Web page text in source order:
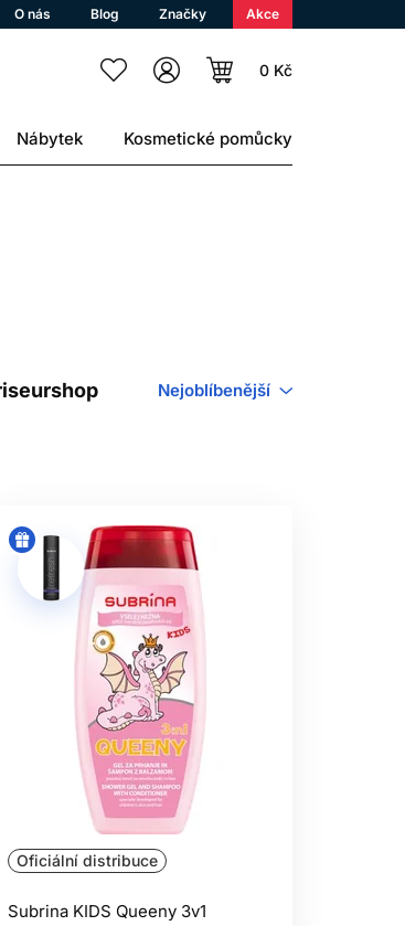
O nás Blog Značky Akce
0 Kč
Nábytek Kosmetické pomůcky
Nejoblíbenější
Oficiální distribuce
Subrina KIDS Queeny 3v1